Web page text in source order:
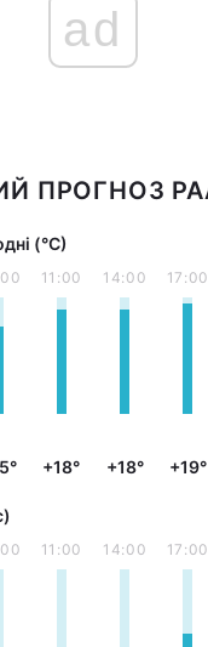
ad
ПРОГНОЗ
(°С)
11:00
+18°
14:00
+18°
17:00
+19°
11:00 14:00 17:00